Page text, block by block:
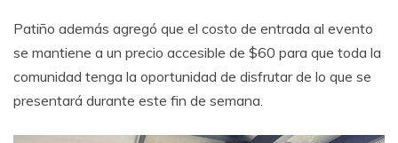
Patiño además agregó que el costo de entrada al evento
se mantiene a un precio accesible de $60 para que toda la
comunidad tenga la oportunidad de disfrutar de lo que se
presentará durante este fin de semana.